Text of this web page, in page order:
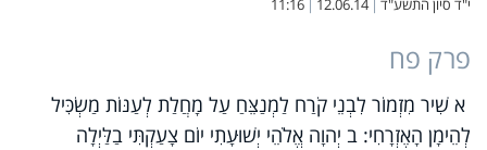
י"ד סיון התשע"ד |
12.06.14
|
11:16
פרק פח
א שִׁיר מִזְמוֹר לִבְנֵי קֹרַח לַמְנַצֵּחַ עַל מָחֲלַת לְעַנּוֹת מַשְׂכִּיל
לְהֵימָן הָאֶזְרָחִי: ב יְהוָה אֱלֹהֵי יְשׁוּעָתִי יוֹם צָעַקְתִּי בַלַּיְלָה